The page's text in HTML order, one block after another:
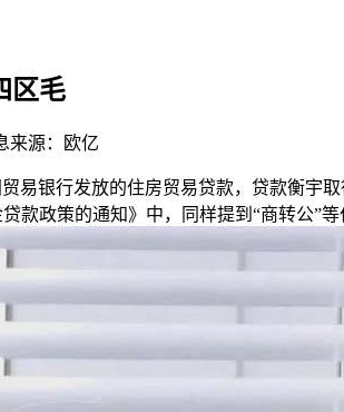
区毛
来源：欧亿
易银行发放的住房贸易贷款，贷款衡宇
款政策的通知》中，同样提到“商转公”等